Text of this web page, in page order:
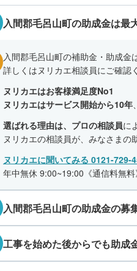
入間郡毛呂山町の助成金は最
入間郡毛呂山町の補助金・助成金
詳しくはヌリカエ相談員にご確認
ヌリカエはお客様満足度No1
ヌリカエはサービス開始から10年
選ばれる理由は、プロの相談員に
ヌリカエの相談員が、みなさまの
ヌリカエに聞いてみる 0121-729-
年中無休 9:00~19:00《通信料無料
入間郡毛呂山町の助成金の募
工事を始めた後からでも助成